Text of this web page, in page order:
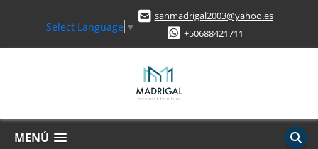
Select Language ▼
sanmadrigal2003@yahoo.es
+50688421711
MENÚ